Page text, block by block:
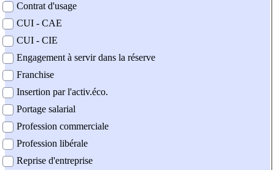
Contrat d'usage
CUI - CAE
CUI - CIE
Engagement à servir dans la réserve
Franchise
Insertion par l'activ.éco.
Portage salarial
Profession commerciale
Profession libérale
Reprise d'entreprise